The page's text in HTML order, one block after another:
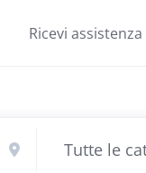
Ricevi assistenza